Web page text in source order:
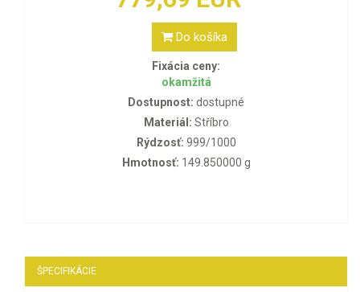
Do košíka
Fixácia ceny:
okamžitá
Dostupnost: dostupné
Materiál: Stříbro
Rýdzosť: 999/1000
Hmotnosť: 149.850000 g
ŠPECIFIKÁCIE